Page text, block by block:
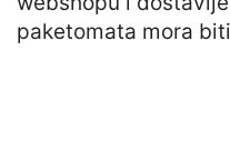
paketomata mora